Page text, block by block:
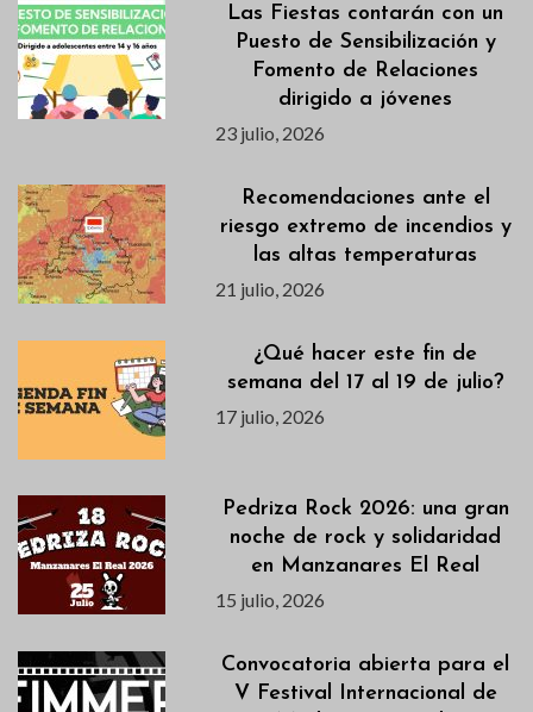
Las Fiestas contarán con un
Puesto de Sensibilización y
Fomento de Relaciones
dirigido a jóvenes
23 julio, 2026
Recomendaciones ante el
riesgo extremo de incendios y
las altas temperaturas
21 julio, 2026
¿Qué hacer este fin de
semana del 17 al 19 de julio?
17 julio, 2026
Pedriza Rock 2026: una gran
noche de rock y solidaridad
en Manzanares El Real
15 julio, 2026
Convocatoria abierta para el
V Festival Internacional de